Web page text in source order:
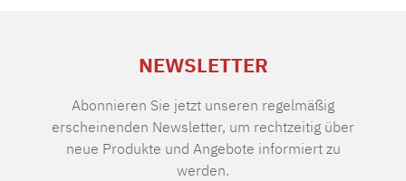
NEWSLETTER
Abonnieren Sie jetzt unseren regelmäßig
erscheinenden Newsletter, um rechtzeitig über
neue Produkte und Angebote informiert zu
werden.